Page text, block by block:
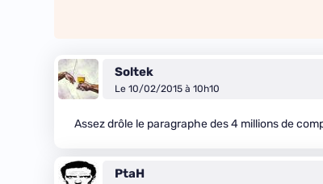
Soltek
Le 10/02/2015 à 10h10
Assez drôle le paragraphe des 4 millions de
PtaH